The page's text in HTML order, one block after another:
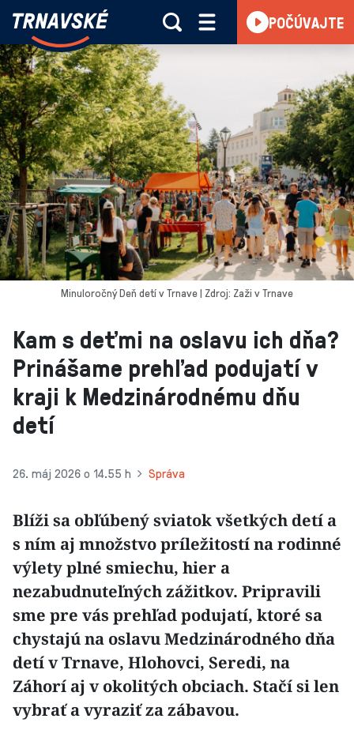
Skočiť na obsah
Trnavské
-
Vieme,
čo
sa
deje
v
kraji
POČÚVAJTE
Kam s deťmi na oslavu ich dňa?
Prinášame prehľad podujatí v
kraji k Medzinárodnému dňu
detí
26. máj 2026 o 14.55 h Správa
Blíži sa obľúbený sviatok všetkých detí a
s ním aj množstvo príležitostí na rodinné
výlety plné smiechu, hier a
nezabudnuteľných zážitkov. Pripravili
sme pre vás prehľad podujatí, ktoré sa
chystajú na oslavu Medzinárodného dňa
detí v Trnave, Hlohovci, Seredi, na
Záhorí aj v okolitých obciach. Stačí si len
vybrať a vyraziť za zábavou.
Minuloročný Deň detí v Trnave | Zdroj: Zaži v Trnave